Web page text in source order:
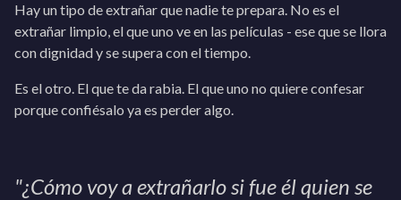
Hay un tipo de extrañar que nadie te prepara. No es el
extrañar limpio, el que uno ve en las películas - ese que se llora
con dignidad y se supera con el tiempo.
Es el otro. El que te da rabia. El que uno no quiere confesar
porque confiésalo ya es perder algo.
"¿Cómo voy a extrañarlo si fue él quien se